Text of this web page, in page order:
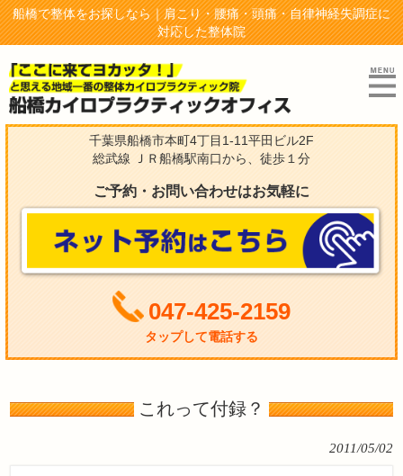
船橋で整体をお探しなら｜肩こり・腰痛・頭痛・自律神経失調症に
対応した整体院
千葉県船橋市本町4丁目1-11平田ビル2F
総武線 ＪＲ船橋駅南口から、徒歩１分
ご予約・お問い合わせはお気軽に
047-425-2159
タップして電話する
これって付録？
2011/05/02